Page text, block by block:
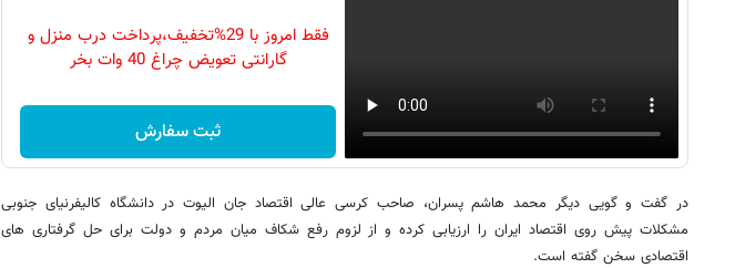
فقط امروز با 29%تخفیف،پرداخت درب منزل و
گارانتی تعویض چراغ 40 وات بخر
ثبت سفارش
در گفت و گویی دیگر محمد هاشم پسران، صاحب کرسی عالی اقتصاد جان الیوت در دانشگاه کالیفرنیای جنوبی
مشکلات پیش روی اقتصاد ایران را ارزیابی کرده و از لزوم رفع شکاف میان مردم و دولت برای حل گرفتاری های
اقتصادی سخن گفته است.